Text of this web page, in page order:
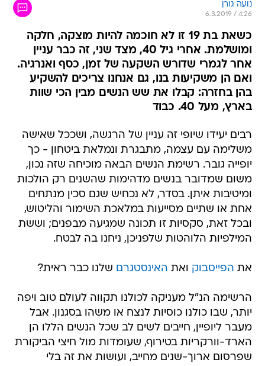
נועה גורן
6.3.2019 / 4:26
כשאת בת 19 זו לא חוכמה להיות מוצקה, חלקה
ומושלמת. אחרי גיל 40, מצד שני, זה כבר עניין
אחר לגמרי שדורש השקעה של זמן, כסף ואנרגיה.
ואם הן משקיעות בנו, גם אנחנו צריכים להשקיע
בהן בחזרה: קבלו את שש הנשים מבין הכי שוות
בארץ, מעל 40. כבוד
רבים יעידו שיופי זה עניין של הרגשה, ושככל שאישה
משלימה עם עצמה, מתבגרת ונמלאת ביטחון - כך
יופייה גובר. רשימת הנשים הבאה מוכיחה שזה נכון,
משום שמדובר בנשים מדהימות שהשנים רק הולכות
ומיטיבות איתן. בסדר, לא נכחיש שגם סכין מנתחים
אחת או שתיים מסייעות במלאכת השימור והליטוש,
ובכל זאת, סקסיות זו תכונה שמגיעה מבפנים; וששת
המילפיות הלוהטות שלפניכן, ניחנו בה לבטח.
את הפייסבוק ואת האינסטגרם שלנו כבר ראית?
הרשימה הנ"ל מעניקה לכולנו תקווה לעולם טוב ויפה
יותר, שבו כולנו כוסיות לנצח או משהו בסגנון. אבל
מעבר ליופיין, חייבים לשים לב שכל הנשים הללו הן
הארד-וורקריות בטירוף, שעומדות מול חיצי הביקורת
שפרסום ארוך-שנים מחייב, ועושות את זה בלי